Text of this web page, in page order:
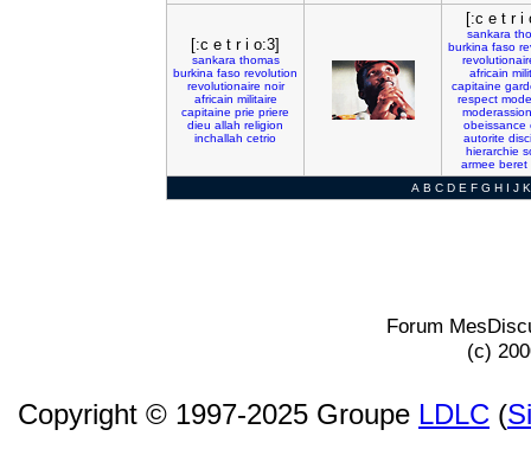
[:c e t r i o:3]
sankara thomas
burkina faso revolution
revolutionaire noir
africain militaire
capitaine prie priere
dieu allah religion
inchallah cetrio
[:c e t r i
sankara
burkina faso
africain
capitaine
respect
moderassion
obeissance
autorite
hierarchie
armee beret
A B C D E F G H I J K
Forum
(c)
Copyright © 1997-2025 Groupe LDLC (